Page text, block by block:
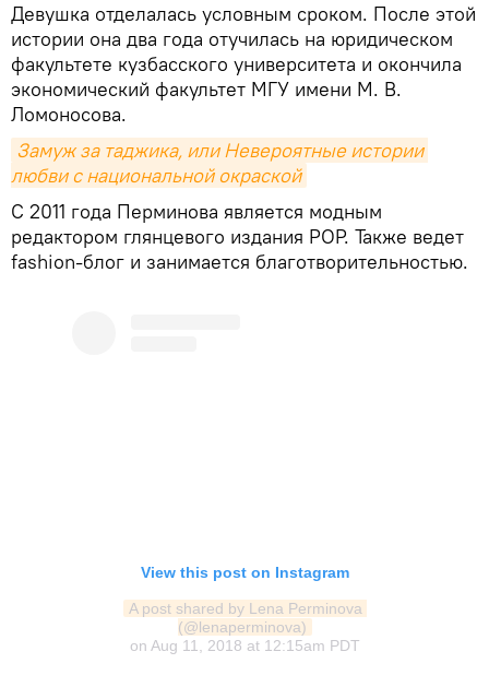
Девушка отделалась условным сроком. После этой
истории она два года отучилась на юридическом
факультете кузбасского университета и окончила
экономический факультет МГУ имени М. В.
Ломоносова.
Замуж за таджика, или Невероятные истории
любви с национальной окраской
С 2011 года Перминова является модным
редактором глянцевого издания POP. Также ведет
fashion-блог и занимается благотворительностью.
View this post on Instagram
A post shared by Lena Perminova
(@lenaperminova)
on Aug 11, 2018 at 12:15am PDT